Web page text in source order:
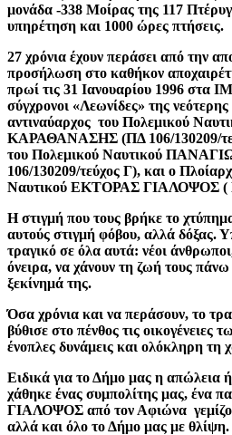
μονάδα -338 Μοίρας της 117
υπηρέτηση και 1000 ώρες πτήσεις.
27 χρόνια έχουν περάσει από την
προσήλωση στο καθήκον
πρωί τις 31 Ιανουαρίου 1996 στα
σύγχρονοι «Λεωνίδες» της
αντιναύαρχος του Πολεμικού
ΚΑΡΑΘΑΝΑΣΗΣ (ΠΔ 106/130209/
του Πολεμικού Ναυτικού
106/130209/τεύχος Γ), και ο
Ναυτικού ΕΚΤΟΡΑΣ ΓΙΑΛΟΨΟΣ (
Η στιγμή που τους βρήκε το
αυτούς στιγμή φόβου, αλλά δόξας.
τραγικό σε όλα αυτά: νέοι
όνειρα, να χάνουν τη ζωή τους
ξεκίνημά της.
Όσα χρόνια και να περάσουν, το
βύθισε στο πένθος τις οικογένειες
ένοπλες δυνάμεις και ολόκληρη τη
Ειδικά για το Δήμο μας η απώλεια
χάθηκε ένας συμπολίτης μας, ένα
ΓΙΑΛΟΨΟΣ από τον Αφιώνα
αλλά και όλο το Δήμο μας με θλίψη.